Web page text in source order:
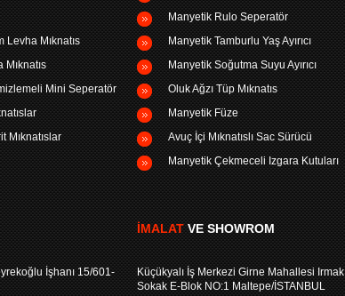
Levha Mıknatıs
Mini Seperatör
Mıknatıslar
Manyetik Rulo Seperatör
Manyetik Tamburlu Yaş Ayırıcı
Manyetik Soğutma Suyu Ayırıcı
Oluk Ağzı Tüp Mıknatıs
Manyetik Füze
Avuç İçi Mıknatıslı Sac Sürücü
Manyetik Çekmeceli Izgara Kutuları
İşhanı 15/601-
İMALATVE SHOWROM
Küçükyalı İş Merkezi Girne Mahallesi Irmak
Sokak E-Blok NO:1 Maltepe/İSTANBUL